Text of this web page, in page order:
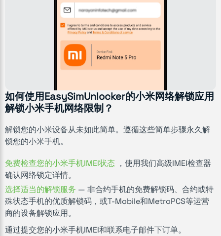
如何使用EasySimUnlocker的小米网络解锁应用
解锁小米手机网络限制？
解锁您的小米设备从未如此简单。遵循这些简单步骤永久解
锁您的小米手机。
免费检查您的小米手机IMEI状态 ，使用我们高级IMEI检查器
确认网络锁定详情。
选择适当的解锁服务 — 非合约手机的免费解锁码、合约或特
殊状态手机的优质解锁码，或T-Mobile和MetroPCS等运营
商的设备解锁应用。
通过提交您的小米手机IMEI和联系电子邮件下订单。